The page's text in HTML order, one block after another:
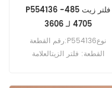
P554136 فلتر زيت 485-
4705 لـ 3606
رقم القطعة:P554136نوع
القطعة: فلتر الزيتالعلامة